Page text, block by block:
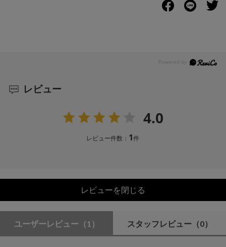
レビュー
4.0
レビュー件数： 1件
レビューを閉じる
ユーザーレビュー （1） スタッフレビュー （0）